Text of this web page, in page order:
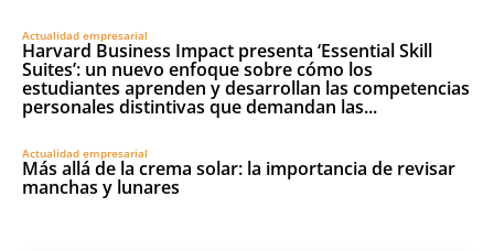
Actualidad empresarial
Harvard Business Impact presenta ‘Essential Skill
Suites’: un nuevo enfoque sobre cómo los
estudiantes aprenden y desarrollan las competencias
personales distintivas que demandan las...
Actualidad empresarial
Más allá de la crema solar: la importancia de revisar
manchas y lunares